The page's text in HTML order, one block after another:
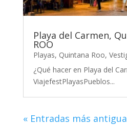
Playa del Carmen,
ROO
Playas, Quintana Roo,
¿Qué hacer en Playa del
ViajefestPlayasPueblos...
« Entradas más